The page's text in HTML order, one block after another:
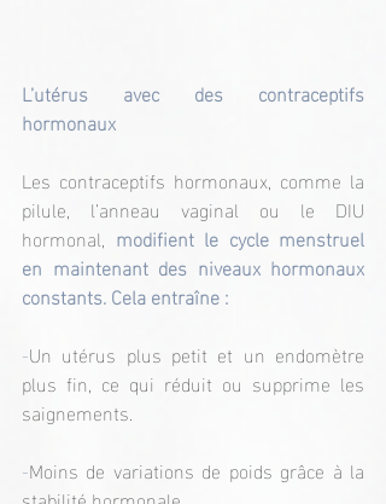
L’utérus avec des contraceptifs
hormonaux
Les contraceptifs hormonaux, comme la
pilule, l’anneau vaginal ou le DIU
hormonal, modifient le cycle menstruel
en maintenant des niveaux hormonaux
constants. Cela entraîne :
-Un utérus plus petit et un endomètre
plus fin, ce qui réduit ou supprime les
saignements.
-Moins de variations de poids grâce à la